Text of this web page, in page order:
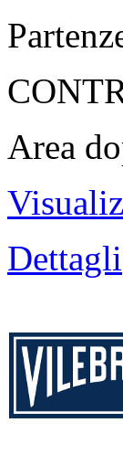
Area
Dettagli